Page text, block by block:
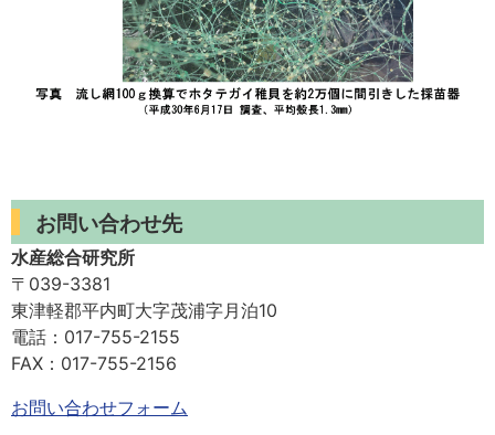
お問い合わせ先
水産総合研究所
〒039-3381
東津軽郡平内町大字茂浦字月泊10
電話：017-755-2155
FAX：017-755-2156
お問い合わせフォーム